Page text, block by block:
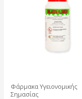
Φάρμακα Υγειονομικής
Σημασίας